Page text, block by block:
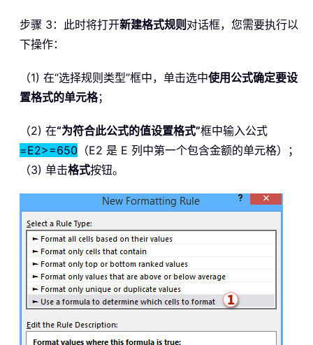
步骤 3：此时将打开新建格式规则 对话框，您需要执行以
下操作：
（1) 在“选择规则类型”框中，单击选中使用公式确定要设
置格式的单元格；
（2) 在“为符合此公式的值设置格式”框中输入公式
=E2>=650 （E2 是 E 列中第一个包含金额的单元格）；
（3) 单击格式按钮。